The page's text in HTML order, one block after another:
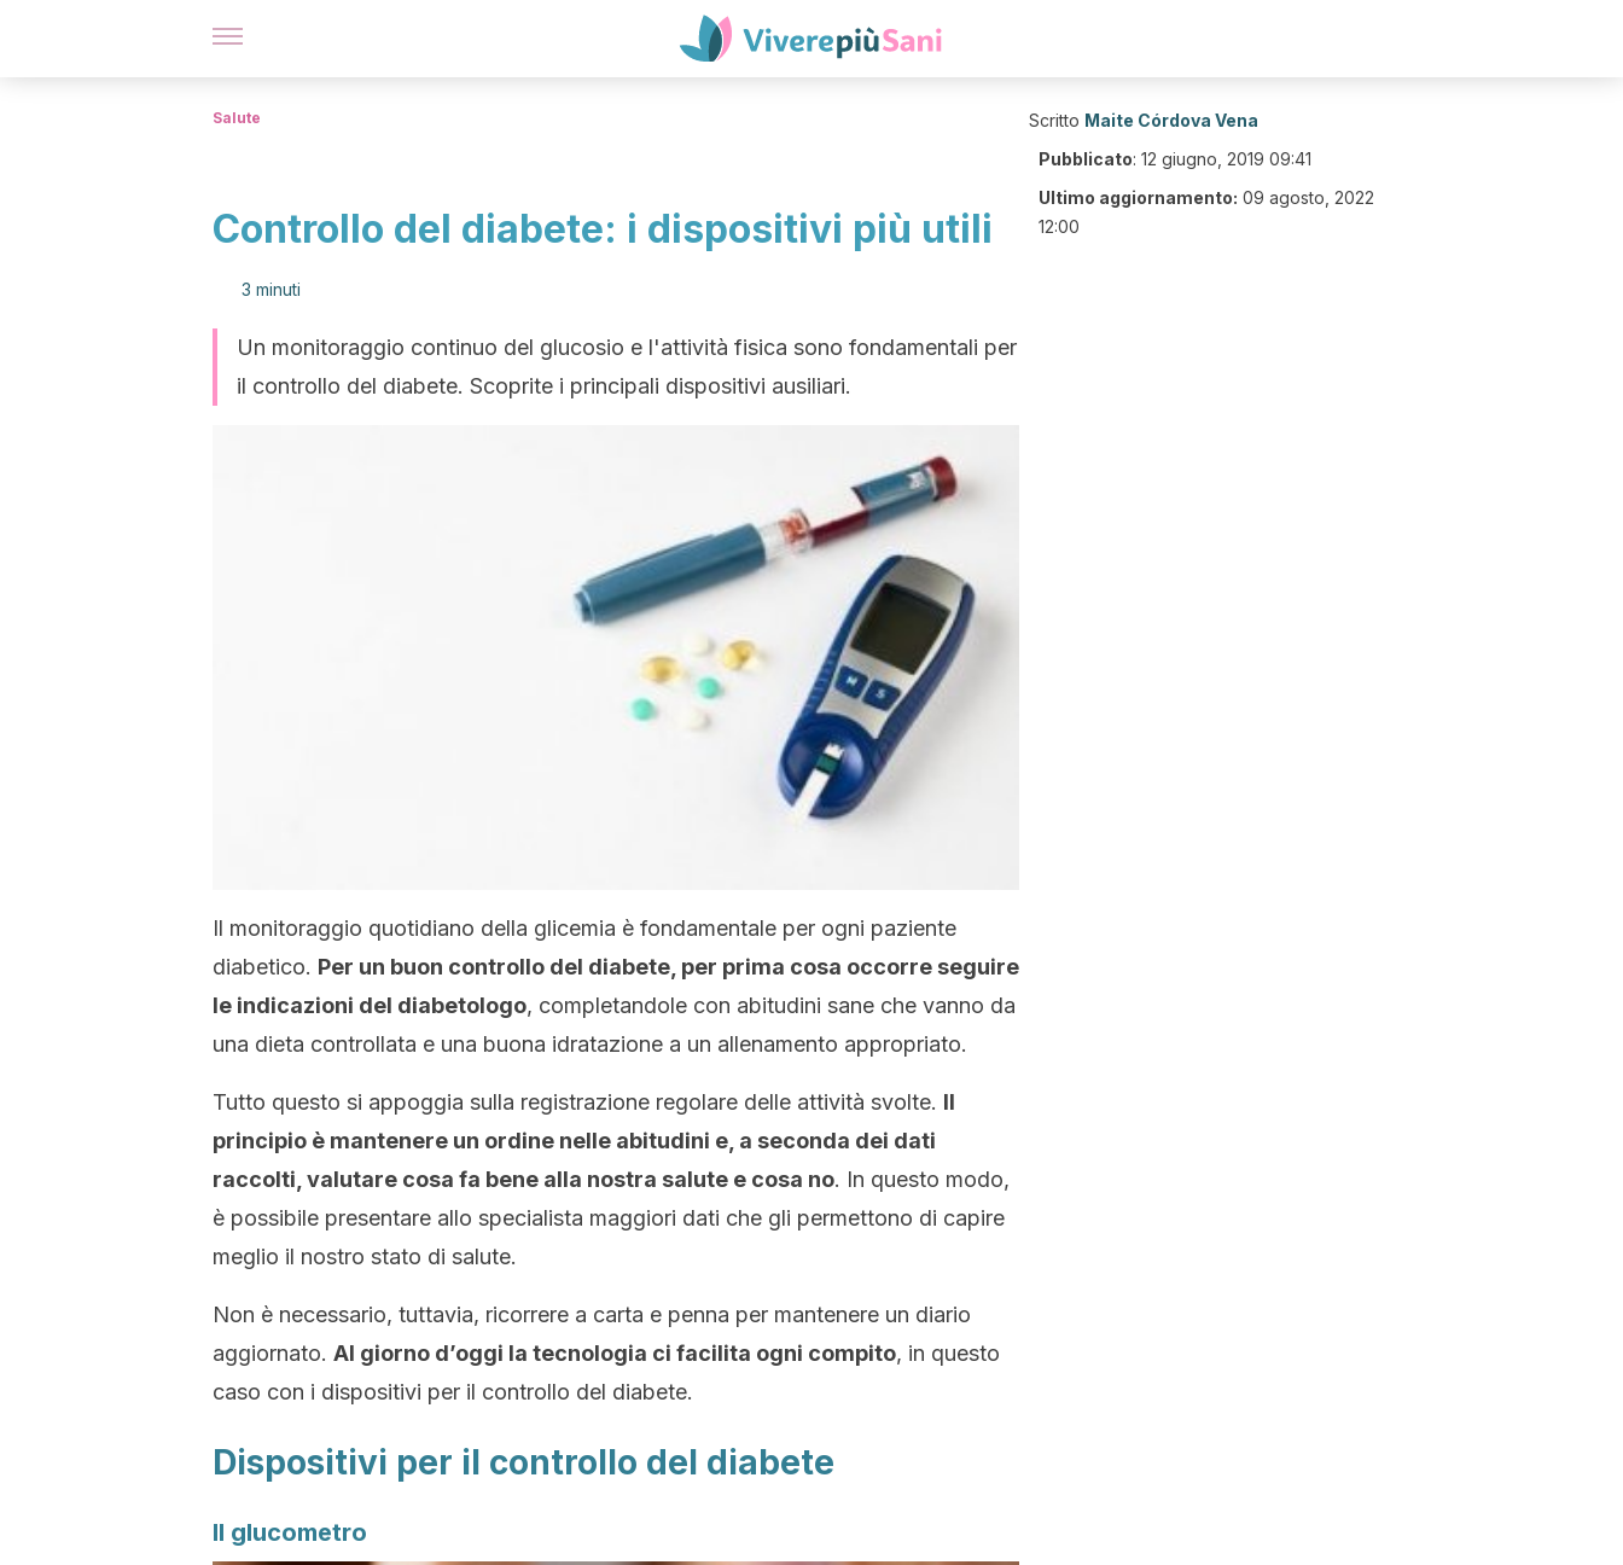
Salute
Controllo del diabete: i dispositivi più utili
3 minuti
Un monitoraggio continuo del glucosio e l'attività fisica sono fondamentali per
il controllo del diabete. Scoprite i principali dispositivi ausiliari.
Il monitoraggio quotidiano della glicemia è fondamentale per ogni paziente
diabetico. Per un buon controllo del diabete, per prima cosa occorre seguire
le indicazioni del diabetologo, completandole con abitudini sane che vanno da
una dieta controllata e una buona idratazione a un allenamento appropriato.
Tutto questo si appoggia sulla registrazione regolare delle attività svolte. Il
principio è mantenere un ordine nelle abitudini e, a seconda dei dati
raccolti, valutare cosa fa bene alla nostra salute e cosa no. In questo modo,
è possibile presentare allo specialista maggiori dati che gli permettono di capire
meglio il nostro stato di salute.
Non è necessario, tuttavia, ricorrere a carta e penna per mantenere un diario
aggiornato. Al giorno d’oggi la tecnologia ci facilita ogni compito, in questo
caso con i dispositivi per il controllo del diabete.
Dispositivi per il controllo del diabete
Il glucometro
Scritto Maite Córdova Vena
Pubblicato: 12 giugno, 2019 09:41
Ultimo aggiornamento: 09 agosto, 2022
12:00